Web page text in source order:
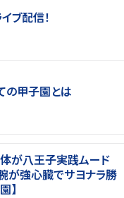
ブ配信！
の甲子園とは
体が八王子実践ムード
が強心臓でサヨナラ勝
】